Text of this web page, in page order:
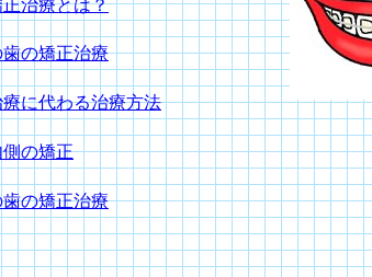
治療とは？
の矯正治療
に代わる治療方法
の矯正
の矯正治療